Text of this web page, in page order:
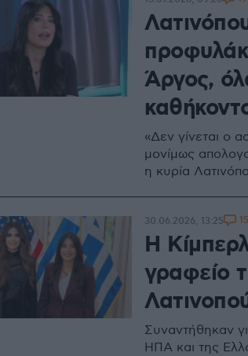
Άργος,
«Δεν γίνεται ο
μονίμως
η κυρία
Η
γραφείο
Συναντήθηκαν
ΗΠΑ και της
30.06.2026, 13:25 15